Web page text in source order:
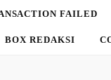
FAILED
BOX REDAKSI